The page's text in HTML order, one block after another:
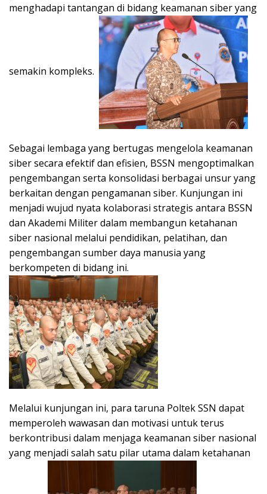
menghadapi tantangan di bidang keamanan siber yang
semakin kompleks.
Sebagai lembaga yang bertugas mengelola keamanan
siber secara efektif dan efisien, BSSN mengoptimalkan
pengembangan serta konsolidasi berbagai unsur yang
berkaitan dengan pengamanan siber. Kunjungan ini
menjadi wujud nyata kolaborasi strategis antara BSSN
dan Akademi Militer dalam membangun ketahanan
siber nasional melalui pendidikan, pelatihan, dan
pengembangan sumber daya manusia yang
berkompeten di bidang ini.
Melalui kunjungan ini, para taruna Poltek SSN dapat
memperoleh wawasan dan motivasi untuk terus
berkontribusi dalam menjaga keamanan siber nasional
yang menjadi salah satu pilar utama dalam ketahanan